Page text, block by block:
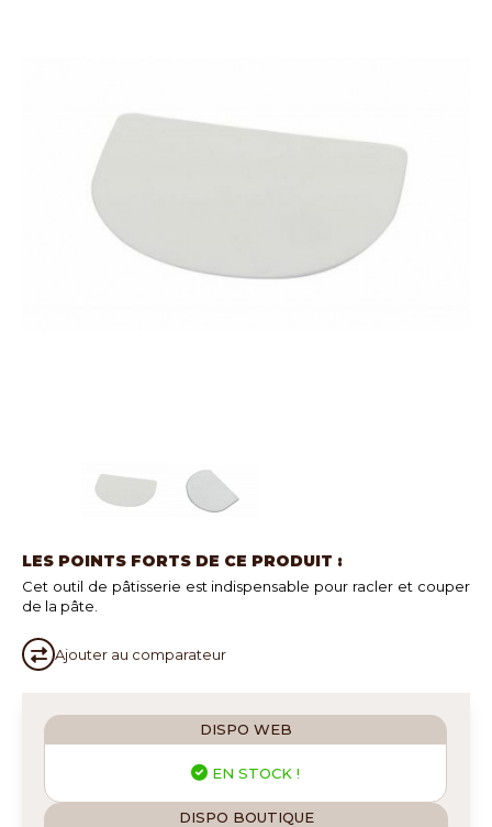
LES POINTS FORTS DE CE PRODUIT :
Cet outil de pâtisserie est indispensable pour racler et couper
de la pâte.
Ajouter au comparateur
DISPO WEB
EN STOCK !
DISPO BOUTIQUE